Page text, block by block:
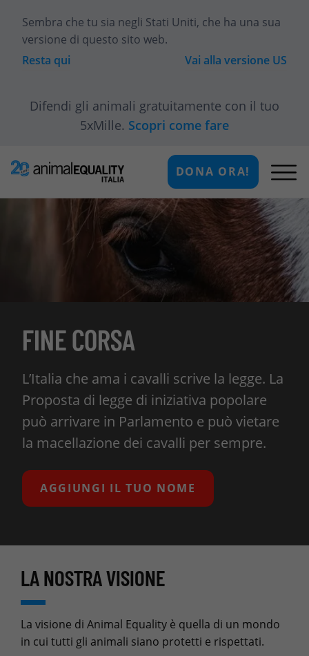
Sembra che tu sia negli Stati Uniti, che ha una sua
versione di questo sito web.
Resta qui
Vai alla versione US
Difendi gli animali gratuitamente con il tuo
5xMille. Scopri come fare
DONA ORA!
FINE CORSA
L’Italia che ama i cavalli scrive la legge. La
Proposta di legge di iniziativa popolare
può arrivare in Parlamento e può vietare
la macellazione dei cavalli per sempre.
AGGIUNGI IL TUO NOME
LA NOSTRA VISIONE
La visione di Animal Equality è quella di un mondo
in cui tutti gli animali siano protetti e rispettati.